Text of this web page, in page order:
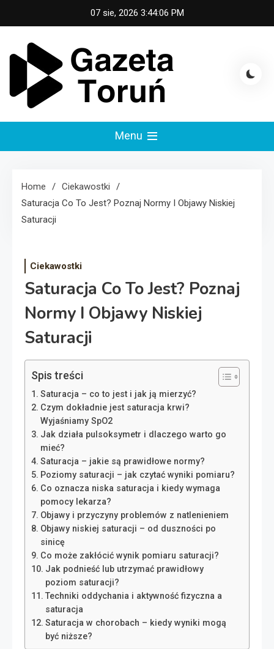
to
content
07 sie, 2026 3:44:07 PM
Gazeta Toruń
Menu
Home
Ciekawostki
Saturacja Co To Jest? Poznaj Normy I Objawy Niskiej
Saturacji
Ciekawostki
Saturacja Co To Jest? Poznaj
Normy I Objawy Niskiej
Saturacji
Spis treści
Saturacja – co to jest i jak ją mierzyć?
Czym dokładnie jest saturacja krwi?
Wyjaśniamy SpO2
Jak działa pulsoksymetr i dlaczego warto go
mieć?
Saturacja – jakie są prawidłowe normy?
Poziomy saturacji – jak czytać wyniki pomiaru?
Co oznacza niska saturacja i kiedy wymaga
pomocy lekarza?
Objawy i przyczyny problemów z natlenieniem
Objawy niskiej saturacji – od duszności po
sinicę
Co może zakłócić wynik pomiaru saturacji?
Jak podnieść lub utrzymać prawidłowy
poziom saturacji?
Techniki oddychania i aktywność fizyczna a
saturacja
Saturacja w chorobach – kiedy wyniki mogą
być niższe?